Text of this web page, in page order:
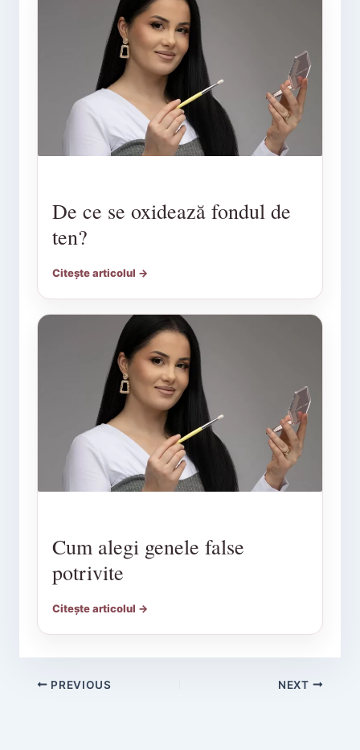
De ce se oxidează fondul de
ten?
Citește articolul →
Cum alegi genele false
potrivite
Citește articolul →
PREVIOUS NEXT